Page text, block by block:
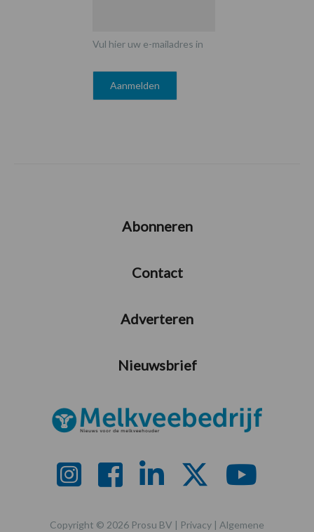
Vul hier uw e-mailadres in
Abonneren
Contact
Adverteren
Nieuwsbrief
Copyright © 2026 Prosu BV | Privacy | Algemene